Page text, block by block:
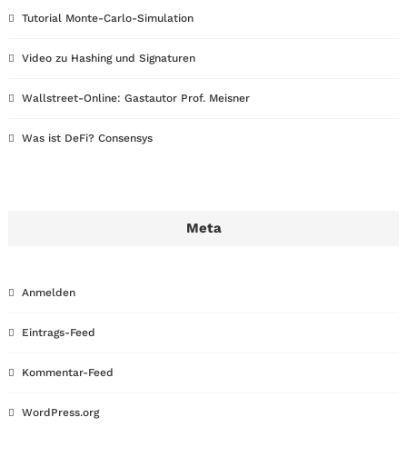
Tutorial Monte-Carlo-Simulation
Video zu Hashing und Signaturen
Wallstreet-Online: Gastautor Prof. Meisner
Was ist DeFi? Consensys
Meta
Anmelden
Eintrags-Feed
Kommentar-Feed
WordPress.org